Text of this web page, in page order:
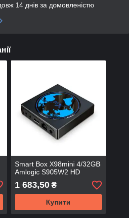
14 днів за домовленістю
Smart Box X98mini 4/32GB
Amlogic S905W2 HD
1 683,50₴
Купити